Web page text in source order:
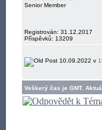
Senior Member
Registrován: 31.12.2017
Příspěvků: 13209
10.09.2022 v
Veškerý čas je GMT.